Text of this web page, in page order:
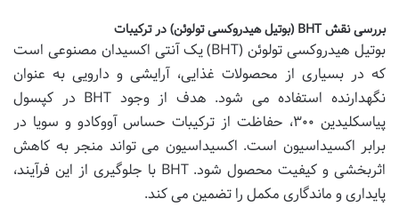
بررسی نقش BHT (بوتیل هیدروکسی تولوئن) در ترکیبات
بوتیل هیدروکسی تولوئن (BHT) یک آنتی اکسیدان مصنوعی است
که در بسیاری از محصولات غذایی، آرایشی و دارویی به عنوان
نگهدارنده استفاده می شود. هدف از وجود BHT در کپسول
پیاسکلیدین ۳۰۰، حفاظت از ترکیبات حساس آووکادو و سویا در
برابر اکسیداسیون است. اکسیداسیون می تواند منجر به کاهش
اثربخشی و کیفیت محصول شود. BHT با جلوگیری از این فرآیند،
پایداری و ماندگاری مکمل را تضمین می کند.